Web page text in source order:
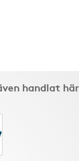
handlat här